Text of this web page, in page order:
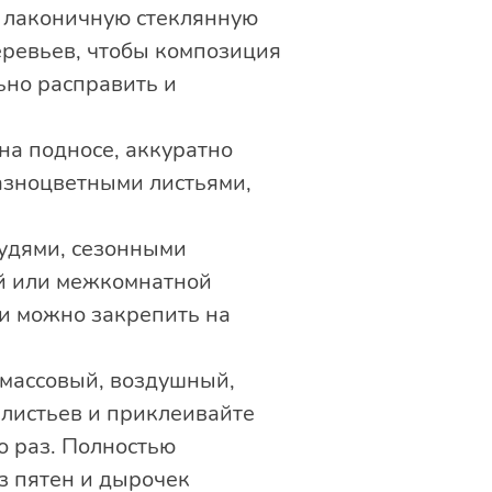
стеклянную
чтобы композиция
расправить и
подносе, аккуратно
листьями,
сезонными
или межкомнатной
можно закрепить на
воздушный,
и приклеивайте
раз. Полностью
пятен и дырочек